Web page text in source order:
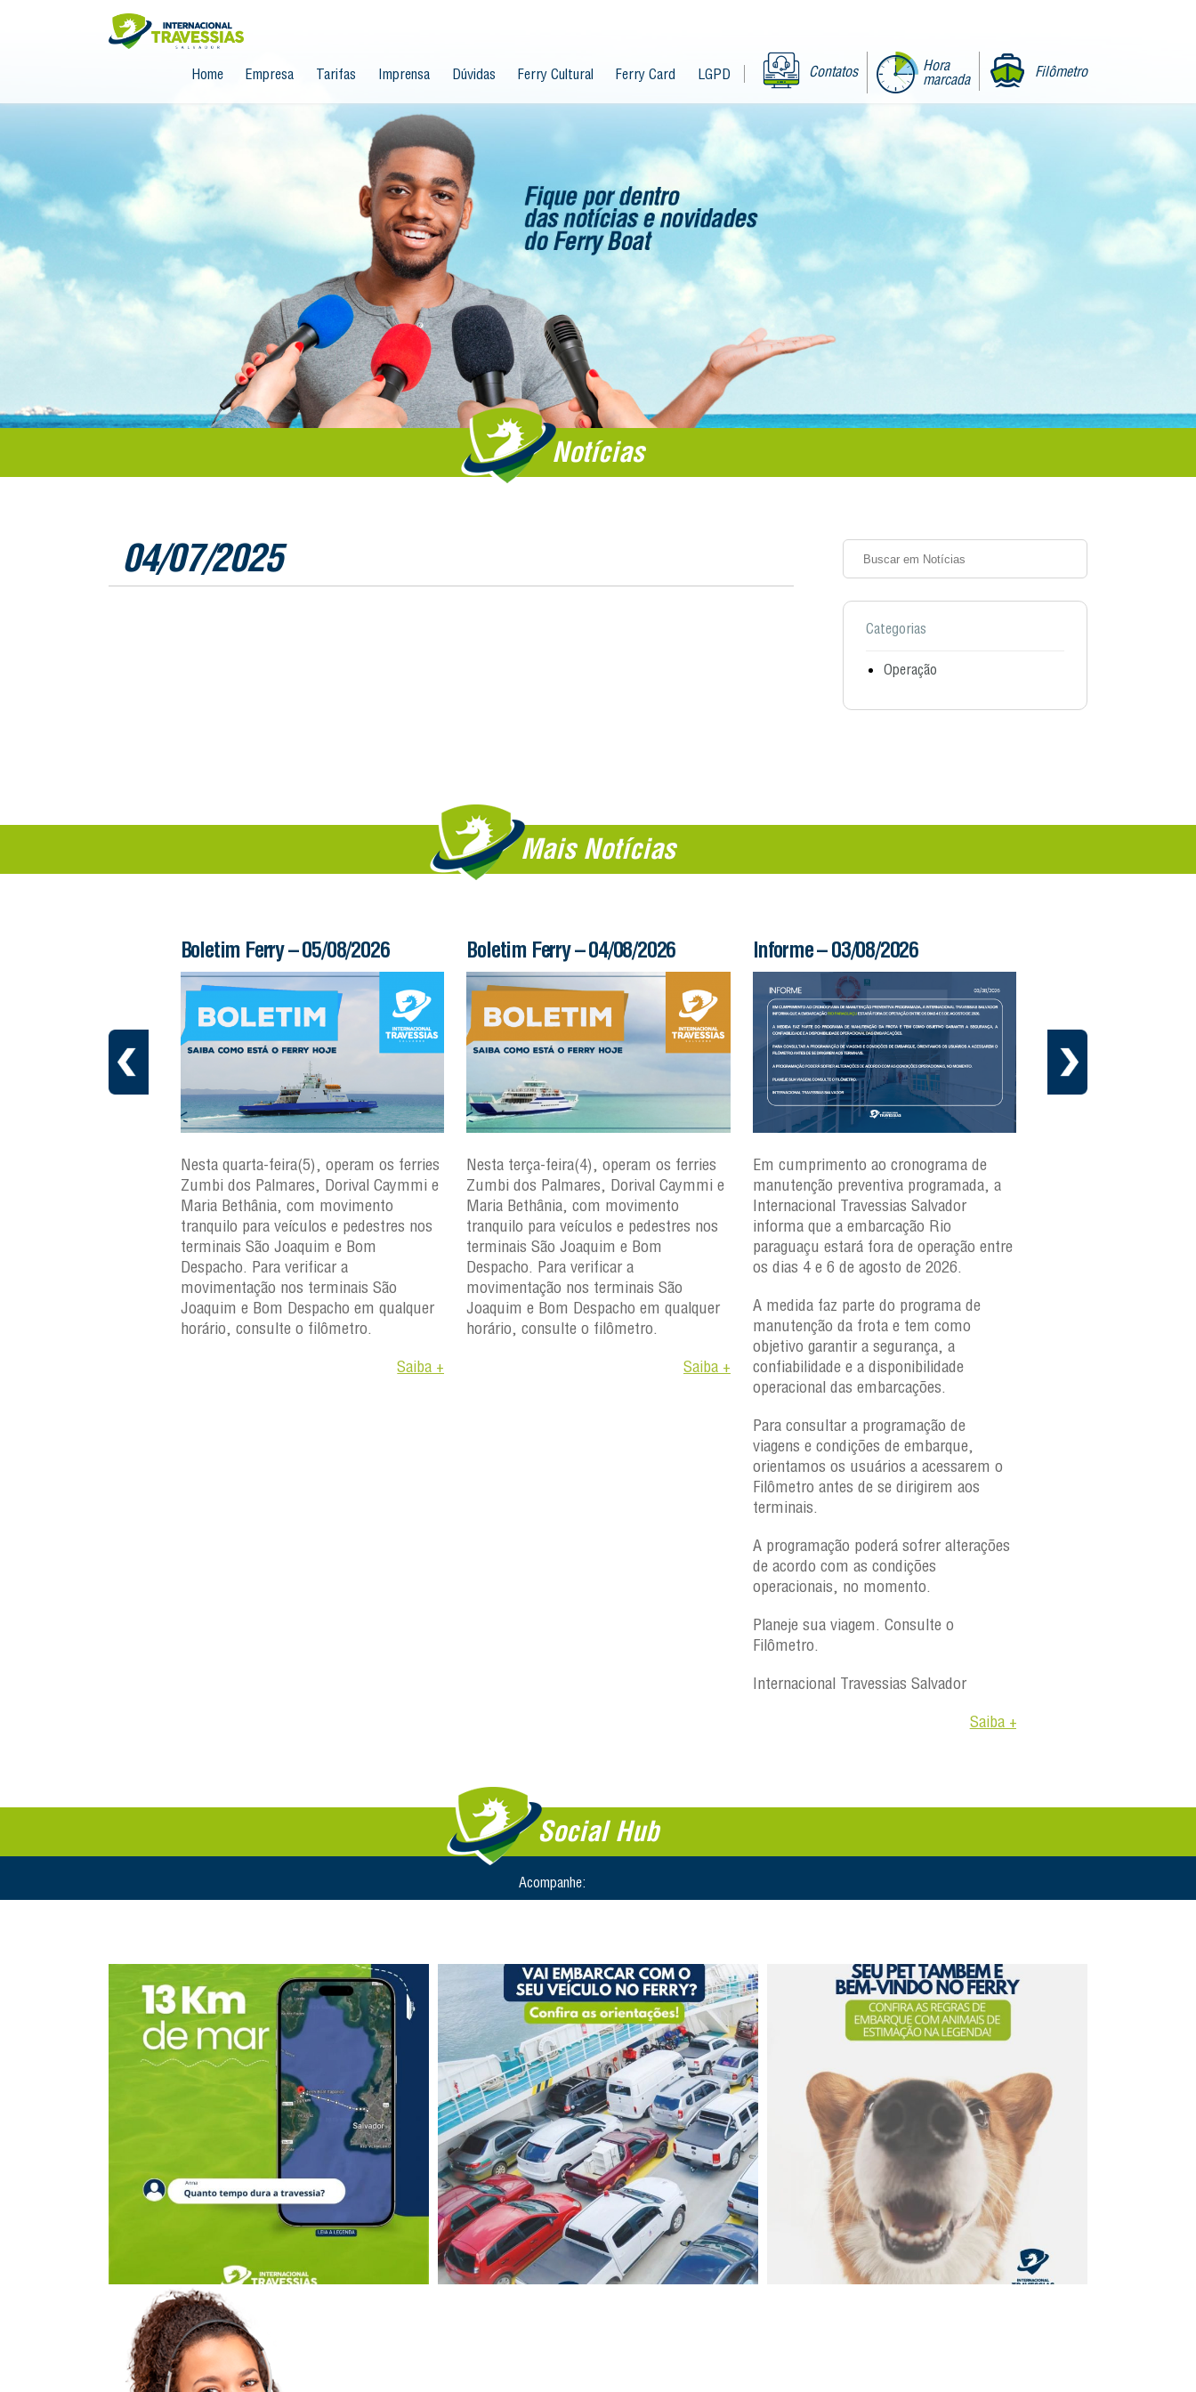
Contatos
Hora
marcada
Filômetro
Home Empresa Tarifas Imprensa Dúvidas Ferry Cultural Ferry Card LGPD
Notícias
04/07/2025
Categorias
Operação
Mais Notícias
Boletim Ferry – 05/08/2026
Nesta quarta-feira(5), operam os ferries
Zumbi dos Palmares, Dorival Caymmi e
Maria Bethânia, com movimento
tranquilo para veículos e pedestres nos
terminais São Joaquim e Bom
Despacho. Para verificar a
movimentação nos terminais São
Joaquim e Bom Despacho em qualquer
horário, consulte o filômetro.
Saiba +
Boletim Ferry – 04/08/2026
Nesta terça-feira(4), operam os ferries
Zumbi dos Palmares, Dorival Caymmi e
Maria Bethânia, com movimento
tranquilo para veículos e pedestres nos
terminais São Joaquim e Bom
Despacho. Para verificar a
movimentação nos terminais São
Joaquim e Bom Despacho em qualquer
horário, consulte o filômetro.
Saiba +
Informe – 03/08/2026
Em cumprimento ao cronograma de
manutenção preventiva programada, a
Internacional Travessias Salvador
informa que a embarcação Rio
paraguaçu estará fora de operação entre
os dias 4 e 6 de agosto de 2026.
A medida faz parte do programa de
manutenção da frota e tem como
objetivo garantir a segurança, a
confiabilidade e a disponibilidade
operacional das embarcações.
Para consultar a programação de
viagens e condições de embarque,
orientamos os usuários a acessarem o
Filômetro antes de se dirigirem aos
terminais.
A programação poderá sofrer alterações
de acordo com as condições
operacionais, no momento.
Planeje sua viagem. Consulte o
Filômetro.
Internacional Travessias Salvador
Saiba +
Social Hub
Acompanhe: